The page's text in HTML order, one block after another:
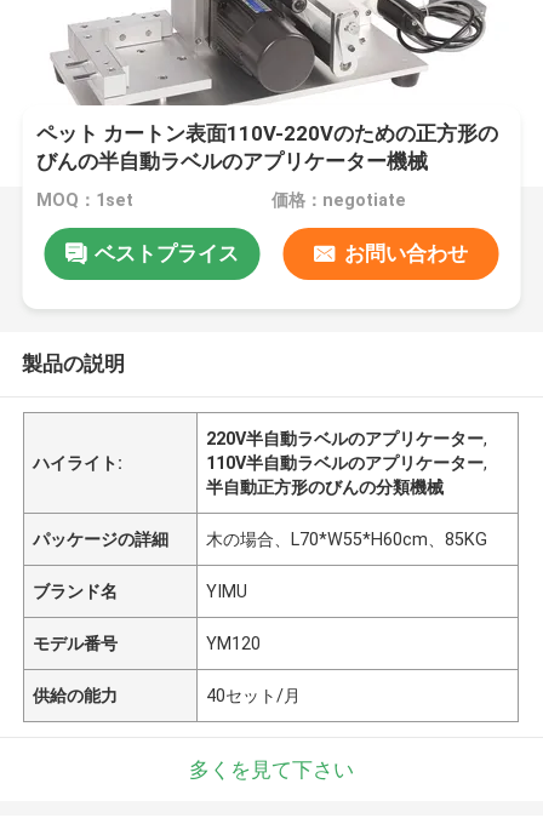
ペット カートン表面110V-220Vのための正方形の
びんの半自動ラベルのアプリケーター機械
MOQ：1set 価格：negotiate
ベストプライス お問い合わせ
製品の説明
ハイライト:
220V半自動ラベルのアプリケーター,
110V半自動ラベルのアプリケーター,
半自動正方形のびんの分類機械
パッケージの詳細 木の場合、L70*W55*H60cm、85KG
ブランド名 YIMU
モデル番号 YM120
供給の能力 40セット/月
多くを見て下さい